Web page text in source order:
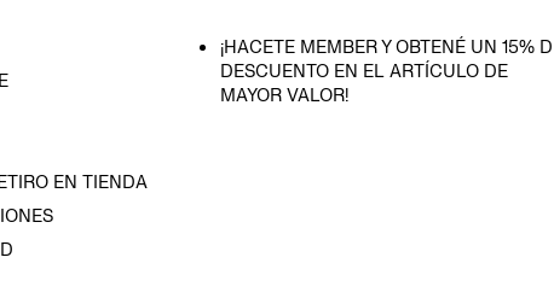
EN TIENDA
¡HACETE MEMBER Y OBTENÉ UN 15%
DESCUENTO EN EL ARTÍCULO DE
MAYOR VALOR!